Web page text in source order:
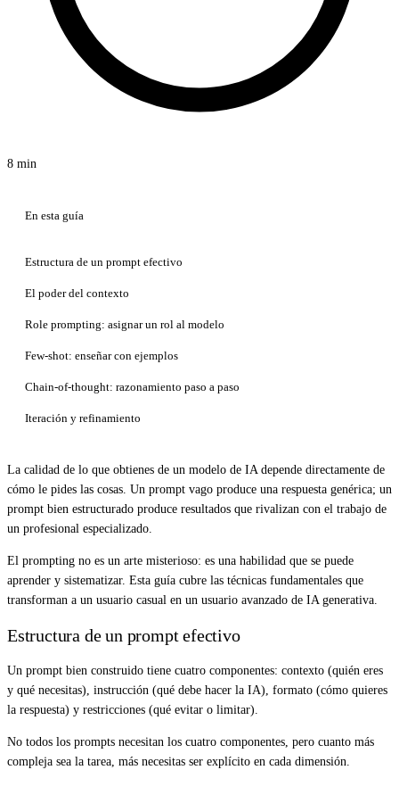
8 min
En esta guía
Estructura de un prompt efectivo
El poder del contexto
Role prompting: asignar un rol al modelo
Few-shot: enseñar con ejemplos
Chain-of-thought: razonamiento paso a paso
Iteración y refinamiento
La calidad de lo que obtienes de un modelo de IA depende directamente de
cómo le pides las cosas. Un prompt vago produce una respuesta genérica; un
prompt bien estructurado produce resultados que rivalizan con el trabajo de
un profesional especializado.
El prompting no es un arte misterioso: es una habilidad que se puede
aprender y sistematizar. Esta guía cubre las técnicas fundamentales que
transforman a un usuario casual en un usuario avanzado de IA generativa.
Estructura de un prompt efectivo
Un prompt bien construido tiene cuatro componentes: contexto (quién eres
y qué necesitas), instrucción (qué debe hacer la IA), formato (cómo quieres
la respuesta) y restricciones (qué evitar o limitar).
No todos los prompts necesitan los cuatro componentes, pero cuanto más
compleja sea la tarea, más necesitas ser explícito en cada dimensión.